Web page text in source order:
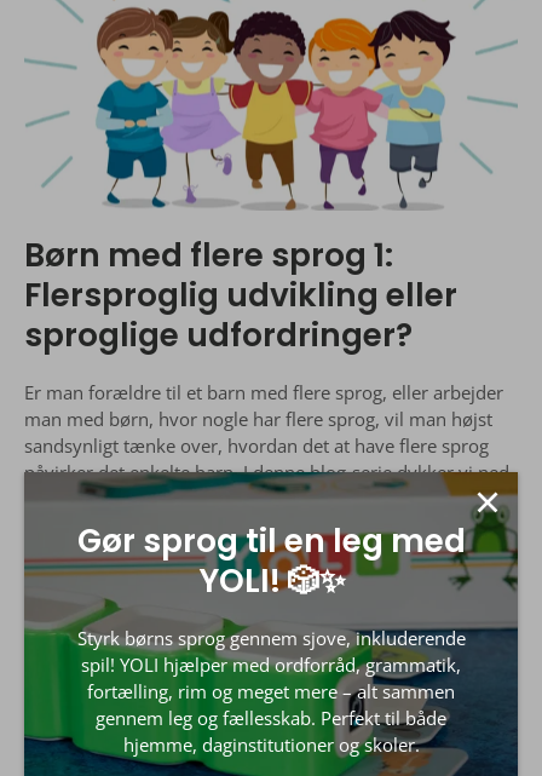
Børn med flere sprog 1:
Flersproglig udvikling eller
sproglige udfordringer?
Er man forældre til et barn med flere sprog, eller arbejder
man med børn, hvor nogle har flere sprog, vil man højst
sandsynligt tænke over, hvordan det at have flere sprog
påvirker det enkelte barn. I denne blog-serie dykker vi ned
i emnet “børn med flere sprog” og stiller skarpt på, hvad
det betyder for den sproglige udvikling at have flere sprog,
og hvordan vi som forældre, praktikere og
omsorgspersoner bedst udnytter og understøtter de
ressourcer og potentialer, der ligger i at have flere sprog.
Gør sprog til en leg med
YOLI! 🎲✨
Styrk børns sprog gennem sjove, inkluderende
spil! YOLI hjælper med ordforråd, grammatik,
fortælling, rim og meget mere – alt sammen
gennem leg og fællesskab. Perfekt til både
hjemme, daginstitutioner og skoler.